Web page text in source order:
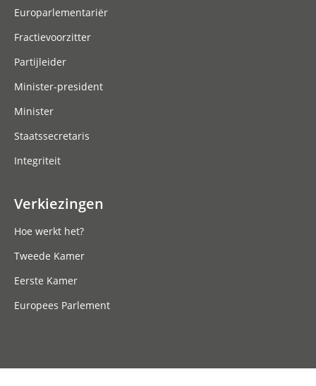
Europarlementariër
Fractievoorzitter
Partijleider
Minister-president
Minister
Staatssecretaris
Integriteit
Verkiezingen
Hoe werkt het?
Tweede Kamer
Eerste Kamer
Europees Parlement